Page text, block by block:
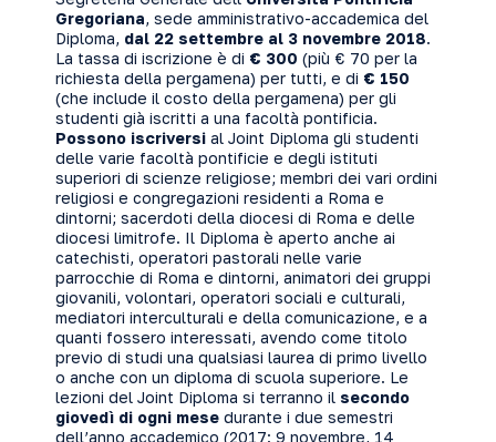
Gregoriana, sede amministrativo-accademica del
Diploma, dal 22 settembre al 3 novembre 2018.
La tassa di iscrizione è di € 300 (più € 70 per la
richiesta della pergamena) per tutti, e di € 150
(che include il costo della pergamena) per gli
studenti già iscritti a una facoltà pontificia.
Possono iscriversi al Joint Diploma gli studenti
delle varie facoltà pontificie e degli istituti
superiori di scienze religiose; membri dei vari ordini
religiosi e congregazioni residenti a Roma e
dintorni; sacerdoti della diocesi di Roma e delle
diocesi limitrofe. Il Diploma è aperto anche ai
catechisti, operatori pastorali nelle varie
parrocchie di Roma e dintorni, animatori dei gruppi
giovanili, volontari, operatori sociali e culturali,
mediatori interculturali e della comunicazione, e a
quanti fossero interessati, avendo come titolo
previo di studi una qualsiasi laurea di primo livello
o anche con un diploma di scuola superiore. Le
lezioni del Joint Diploma si terranno il secondo
giovedì di ogni mese durante i due semestri
dell’anno accademico (2017: 9 novembre, 14